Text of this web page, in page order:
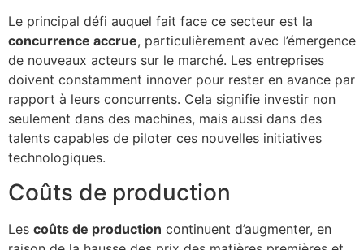
Le principal défi auquel fait face ce secteur est la
concurrence accrue, particulièrement avec l’émergence
de nouveaux acteurs sur le marché. Les entreprises
doivent constamment innover pour rester en avance par
rapport à leurs concurrents. Cela signifie investir non
seulement dans des machines, mais aussi dans des
talents capables de piloter ces nouvelles initiatives
technologiques.
Coûts de production
Les coûts de production continuent d’augmenter, en